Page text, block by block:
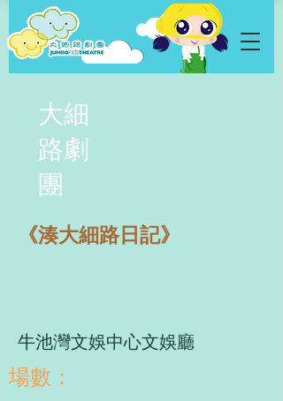
大細
路劇
團
《湊大細路日記》
牛池灣文娛中心文娛廳
​場數：